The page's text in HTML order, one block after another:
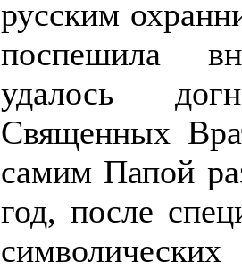
русским
поспешила
удалось
Священных
самим Папой
год, после